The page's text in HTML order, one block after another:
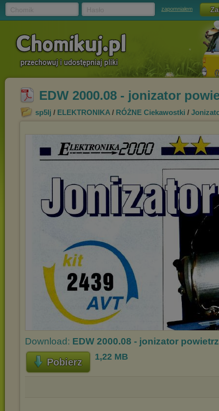
zapomniałem
EDW 2000.08 - jonizator
sp5lj / ELEKTRONIKA / RÓŻNE Ciekawostki /
Download: EDW 2000.08 - jonizator
Pobierz 1,22 MB